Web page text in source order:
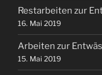
Restarbeiten zur
16. Mai 2019
Arbeiten zur
15. Mai 2019